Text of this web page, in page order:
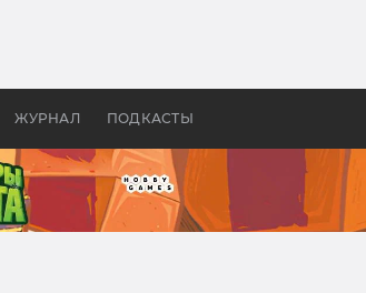
ЖУРНАЛ ПОДКАСТЫ
бы «Властелина колец»
и